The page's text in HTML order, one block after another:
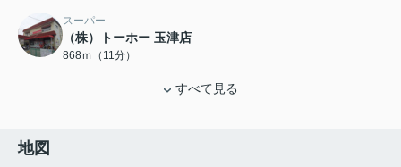
スーパー
（株）トーホー 玉津店
868ｍ（11分）
すべて見る
地図